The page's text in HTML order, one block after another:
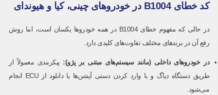
کد خطای B1004 در خودروهای چینی، کیا و هیوندای
در حالی که مفهوم خطای B1004 در همه خودروها یکسان است، اما روش
رفع آن در برندهای مختلف تفاوت‌های کلیدی دارد.
در خودروهای داخلی (مانند سیستم‌های مبتنی بر پژو): پیکربندی معمولاً از
طریق دستگاه دیاگ و با وارد کردن دستی آپشن‌ها یا دانلود از ECU انجام
می‌شود.